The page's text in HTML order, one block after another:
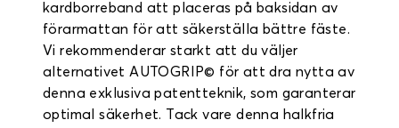
kardborreband att placeras på baksidan av
förarmattan för att säkerställa bättre fäste.
Vi rekommenderar starkt att du väljer
alternativet AUTOGRIP© för att dra nytta av
denna exklusiva patentteknik, som garanterar
optimal säkerhet. Tack vare denna halkfria